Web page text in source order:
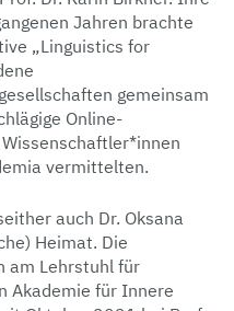
Jahren brachte
„Linguistics for
gemeinsam
Online-
vermittelten.
auch Dr. Oksana
Heimat. Die
am Lehrstuhl für
Akademie für Innere